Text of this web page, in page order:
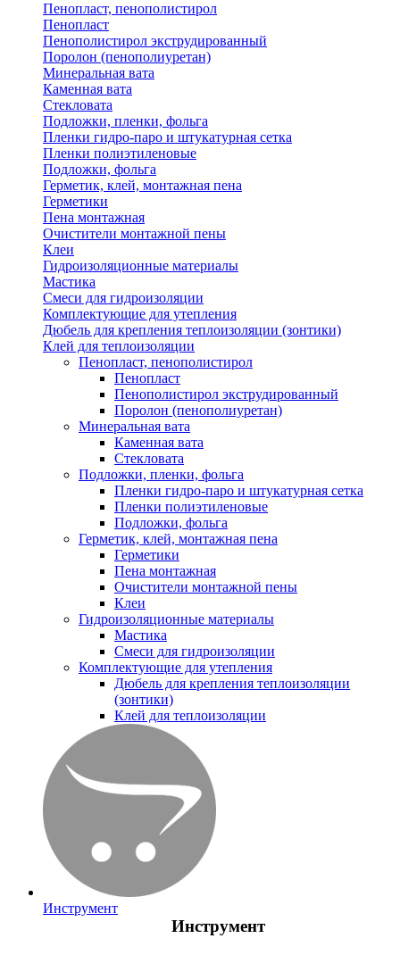
Пенопласт, пенополистирол
Пенопласт
Пенополистирол экструдированный
Поролон (пенополиуретан)
Минеральная вата
Каменная вата
Стекловата
Подложки, пленки, фольга
Пленки гидро-паро и штукатурная сетка
Пленки полиэтиленовые
Подложки, фольга
Герметик, клей, монтажная пена
Герметики
Пена монтажная
Очистители монтажной пены
Клеи
Гидроизоляционные материалы
Мастика
Смеси для гидроизоляции
Комплектующие для утепления
Дюбель для крепления теплоизоляции (зонтики)
Клей для теплоизоляции
Пенопласт, пенополистирол
Пенопласт
Пенополистирол экструдированный
Поролон (пенополиуретан)
Минеральная вата
Каменная вата
Стекловата
Подложки, пленки, фольга
Пленки гидро-паро и штукатурная сетка
Пленки полиэтиленовые
Подложки, фольга
Герметик, клей, монтажная пена
Герметики
Пена монтажная
Очистители монтажной пены
Клеи
Гидроизоляционные материалы
Мастика
Смеси для гидроизоляции
Комплектующие для утепления
Дюбель для крепления теплоизоляции
(зонтики)
Клей для теплоизоляции
Инструмент
Инструмент